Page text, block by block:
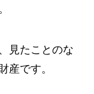
見たことのな
産です。